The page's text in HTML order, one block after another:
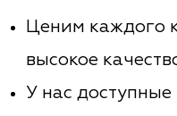
Ценим каждого
высокое
У нас доступные